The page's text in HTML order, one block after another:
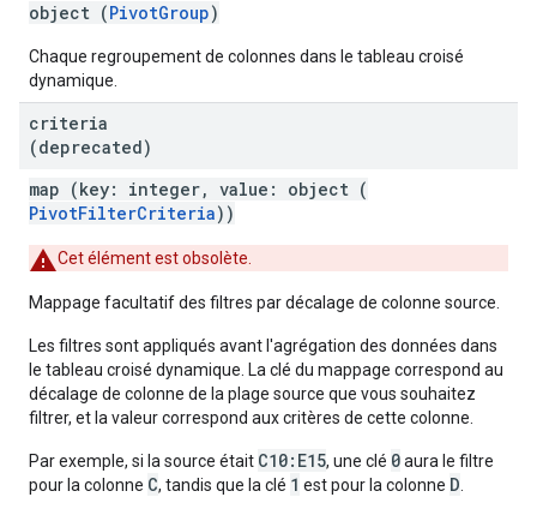
object (PivotGroup)
Chaque regroupement de colonnes dans le tableau croisé
dynamique.
criteria
(deprecated)
map (key: integer, value: object (
PivotFilterCriteria))
Cet élément est obsolète.
Mappage facultatif des filtres par décalage de colonne source.
Les filtres sont appliqués avant l'agrégation des données dans
le tableau croisé dynamique. La clé du mappage correspond au
décalage de colonne de la plage source que vous souhaitez
filtrer, et la valeur correspond aux critères de cette colonne.
Par exemple, si la source était C10:E15, une clé 0aura le filtre
pour la colonne C, tandis que la clé 1 est pour la colonne D